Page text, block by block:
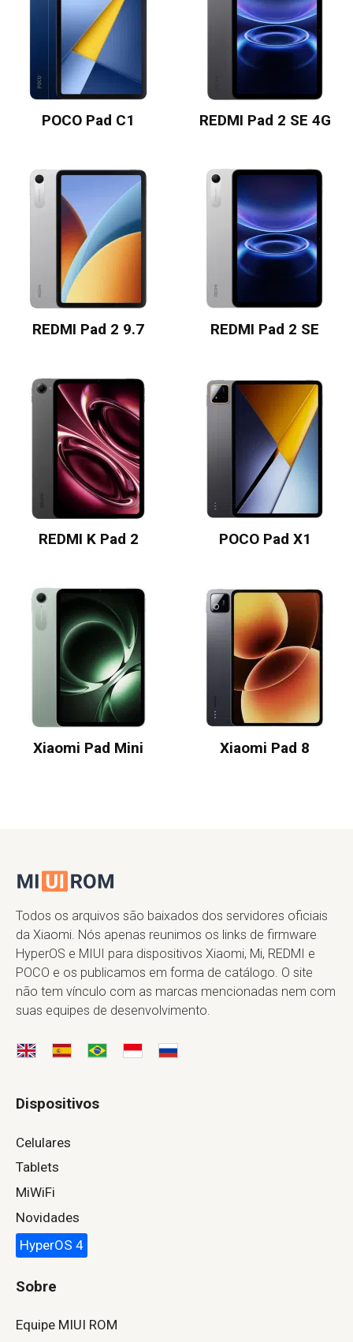
POCO Pad C1 REDMI Pad 2 SE 4G
REDMI Pad 2 9.7 REDMI Pad 2 SE
REDMI K Pad 2 POCO Pad X1
Xiaomi Pad Mini Xiaomi Pad 8
Todos os arquivos são baixados dos servidores oficiais
da Xiaomi. Nós apenas reunimos os links de firmware
HyperOS e MIUI para dispositivos Xiaomi, Mi, REDMI e
POCO e os publicamos em forma de catálogo. O site
não tem vínculo com as marcas mencionadas nem com
suas equipes de desenvolvimento.
Dispositivos
Celulares
Tablets
MiWiFi
Novidades
HyperOS 4
Sobre
Equipe MIUI ROM